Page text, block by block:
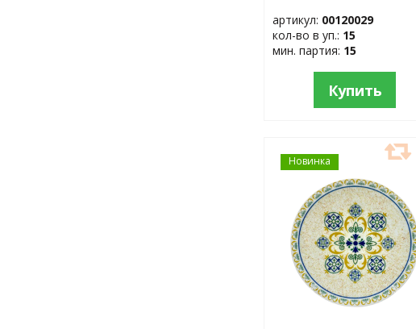
артикул: 00120029
кол-во в уп.: 15
мин. партия: 15
Купить
Новинка
ДОБАВИТЬ
В
ИЗБРАННОЕ